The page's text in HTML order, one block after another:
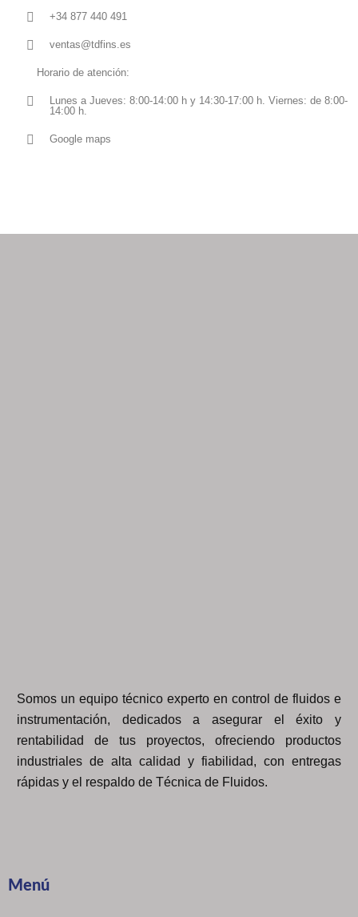
+34 877 440 491
ventas@tdfins.es
Horario de atención:
Lunes a Jueves: 8:00-14:00 h y 14:30-17:00 h. Viernes: de 8:00-
14:00 h.
Google maps
Somos un equipo técnico experto en control de fluidos e
instrumentación, dedicados a asegurar el éxito y
rentabilidad de tus proyectos, ofreciendo productos
industriales de alta calidad y fiabilidad, con entregas
rápidas y el respaldo de Técnica de Fluidos.
Menú